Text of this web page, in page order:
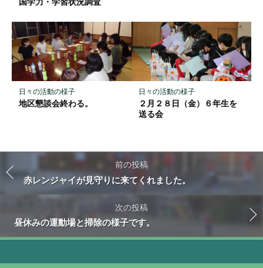
日々の活動の様子
地区懇談会終わる。
日々の活動の様子
２月２８日（金）６年生を
送る会
前の投稿
赤レンジャイが見守りに来てくれました。
次の投稿
昼休みの運動場と掃除の様子です。